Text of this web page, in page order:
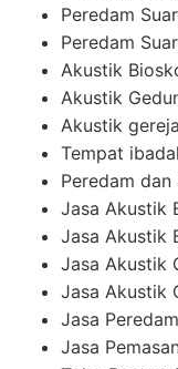
Peredam
Peredam
Akustik
Akustik
Akustik gereja
Tempat
Peredam
Jasa Akustik
Jasa Akustik
Jasa Akustik
Jasa Akustik
Jasa
Jasa